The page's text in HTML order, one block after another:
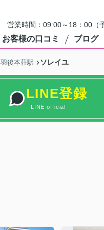
営業時間：09:00～18：00
お客様の口コミ ブログ
羽後本荘駅 ソレイユ
LINE登録
- LINE official -